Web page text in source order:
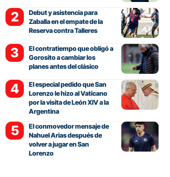
Debut y asistencia para
Zaballa en el empate de la
Reserva contra Talleres
El contratiempo que obligó a
Gorosito a cambiar los
planes antes del clásico
El especial pedido que San
Lorenzo le hizo al Vaticano
por la visita de León XIV a la
Argentina
El conmovedor mensaje de
Nahuel Arias después de
volver a jugar en San
Lorenzo